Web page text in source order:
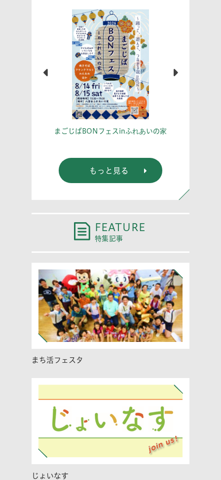
まごじばBONフェスinふれあいの家
もっと見る
FEATURE
特集記事
まち活フェスタ
じょいなす